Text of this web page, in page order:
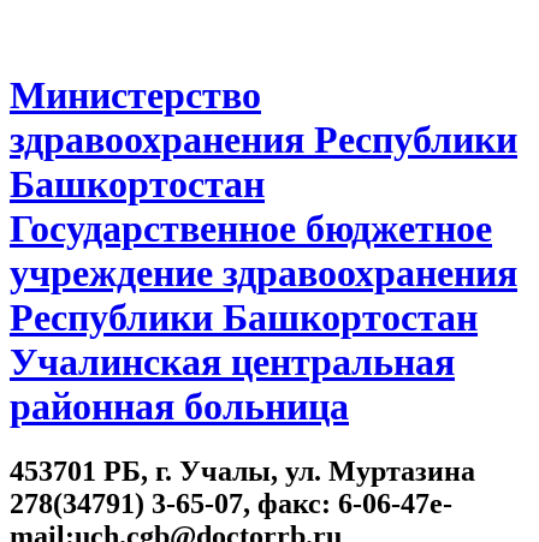
Министерство
здравоохранения Республики
Башкортостан
Государственное бюджетное
учреждение здравоохранения
Республики Башкортостан
Учалинская центральная
районная больница
453701 РБ, г. Учалы, ул. Муртазина
278(34791) 3-65-07, факс: 6-06-47e-